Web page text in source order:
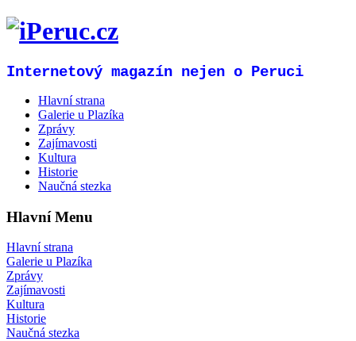
Internetový magazín nejen o Peruci
Hlavní strana
Galerie u Plazíka
Zprávy
Zajímavosti
Kultura
Historie
Naučná stezka
Hlavní Menu
Hlavní strana
Galerie u Plazíka
Zprávy
Zajímavosti
Kultura
Historie
Naučná stezka